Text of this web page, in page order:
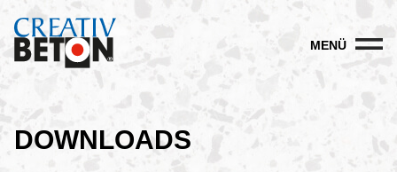
MENÜ
DOWNLOADS